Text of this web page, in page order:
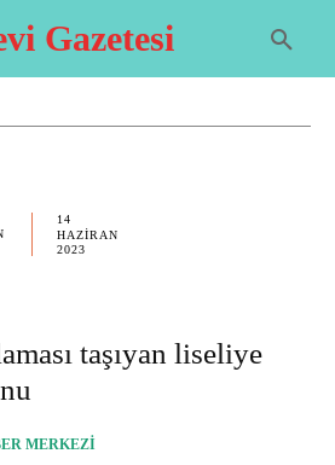
Gazetesi
14
HAZIRAN
2023
taşıyan liseliye
MERKEZI